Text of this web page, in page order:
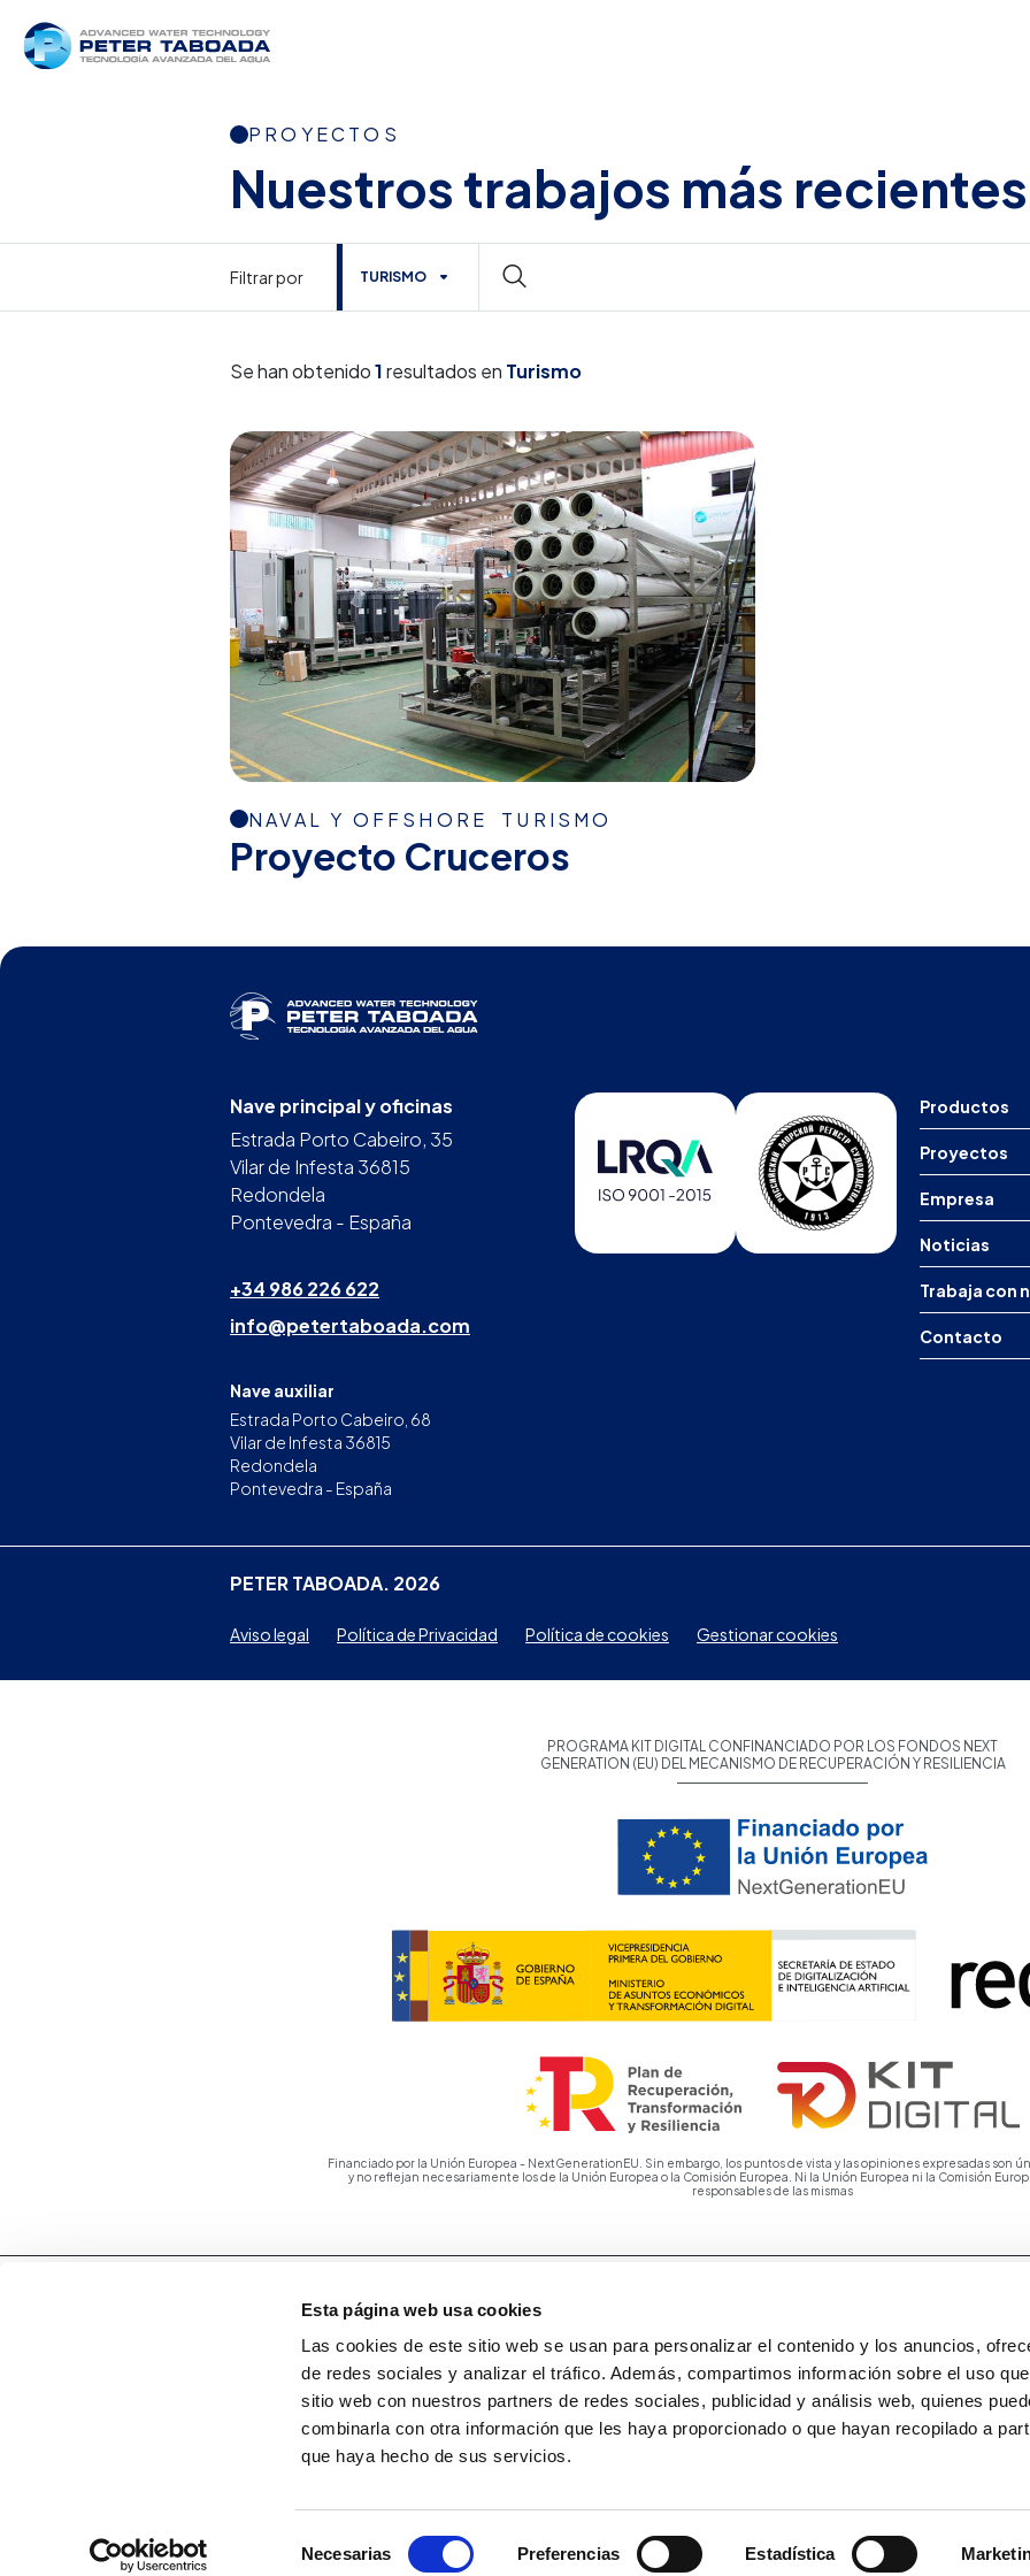
Esta página web usa cookies
Las cookies de este sitio web se usan para personalizar el contenido y los anuncios,
de redes sociales y analizar el tráfico. Además, compartimos información sobre el uso
sitio web con nuestros partners de redes sociales, publicidad y análisis web, quienes
combinarla con otra información que les haya proporcionado o que hayan recopilado a
que haya hecho de sus servicios.
Necesarias Preferencias Estadística
PROYECTOS
Nuestros trabajos más recientes
Filtrar por TURISMO
Se han obtenido1resultados en Turismo
NAVAL Y OFFSHORE TURISMO
Proyecto Cruceros
Nave principal y oficinas
Estrada Porto Cabeiro, 35
Vilar de Infesta 36815
Redondela
Pontevedra - España
+34 986 226 622
info@petertaboada.com
Nave auxiliar
Estrada Porto Cabeiro, 68
Vilar de Infesta 36815
Redondela
Pontevedra - España
Productos
Proyectos
Empresa
Noticias
Trabaja con
Contacto
PETER TABOADA. 2026
Aviso legal Política de Privacidad Política de cookies Gestionar cookies
PROGRAMA KIT DIGITAL CONFINANCIADO POR LOS FONDOS NEXT
GENERATION (EU) DEL MECANISMO DE RECUPERACIÓN Y RESILIENCIA
Financiado por la Unión Europea - NextGenerationEU. Sin embargo, los puntos de vista y las opiniones expresadas son
y no reflejan necesariamente los de la Unión Europea o la Comisión Europea. Ni la Unión Europea ni la Comisión
responsables de las mismas